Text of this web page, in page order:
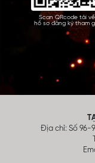
Scan QRcode tải về
hồ sơ đăng ký tham
Địa chỉ: Số 96-